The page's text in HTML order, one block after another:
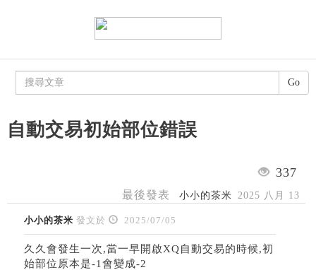
自動交易初始部位錯誤
337
最後發表 小小的茶米 2025 八月 13
小小的茶米 發文於 2025/07/05
久久會發生一次,當一早開啟XQ自動交易的時候,初
始部位原本是-1會變成-2
Go